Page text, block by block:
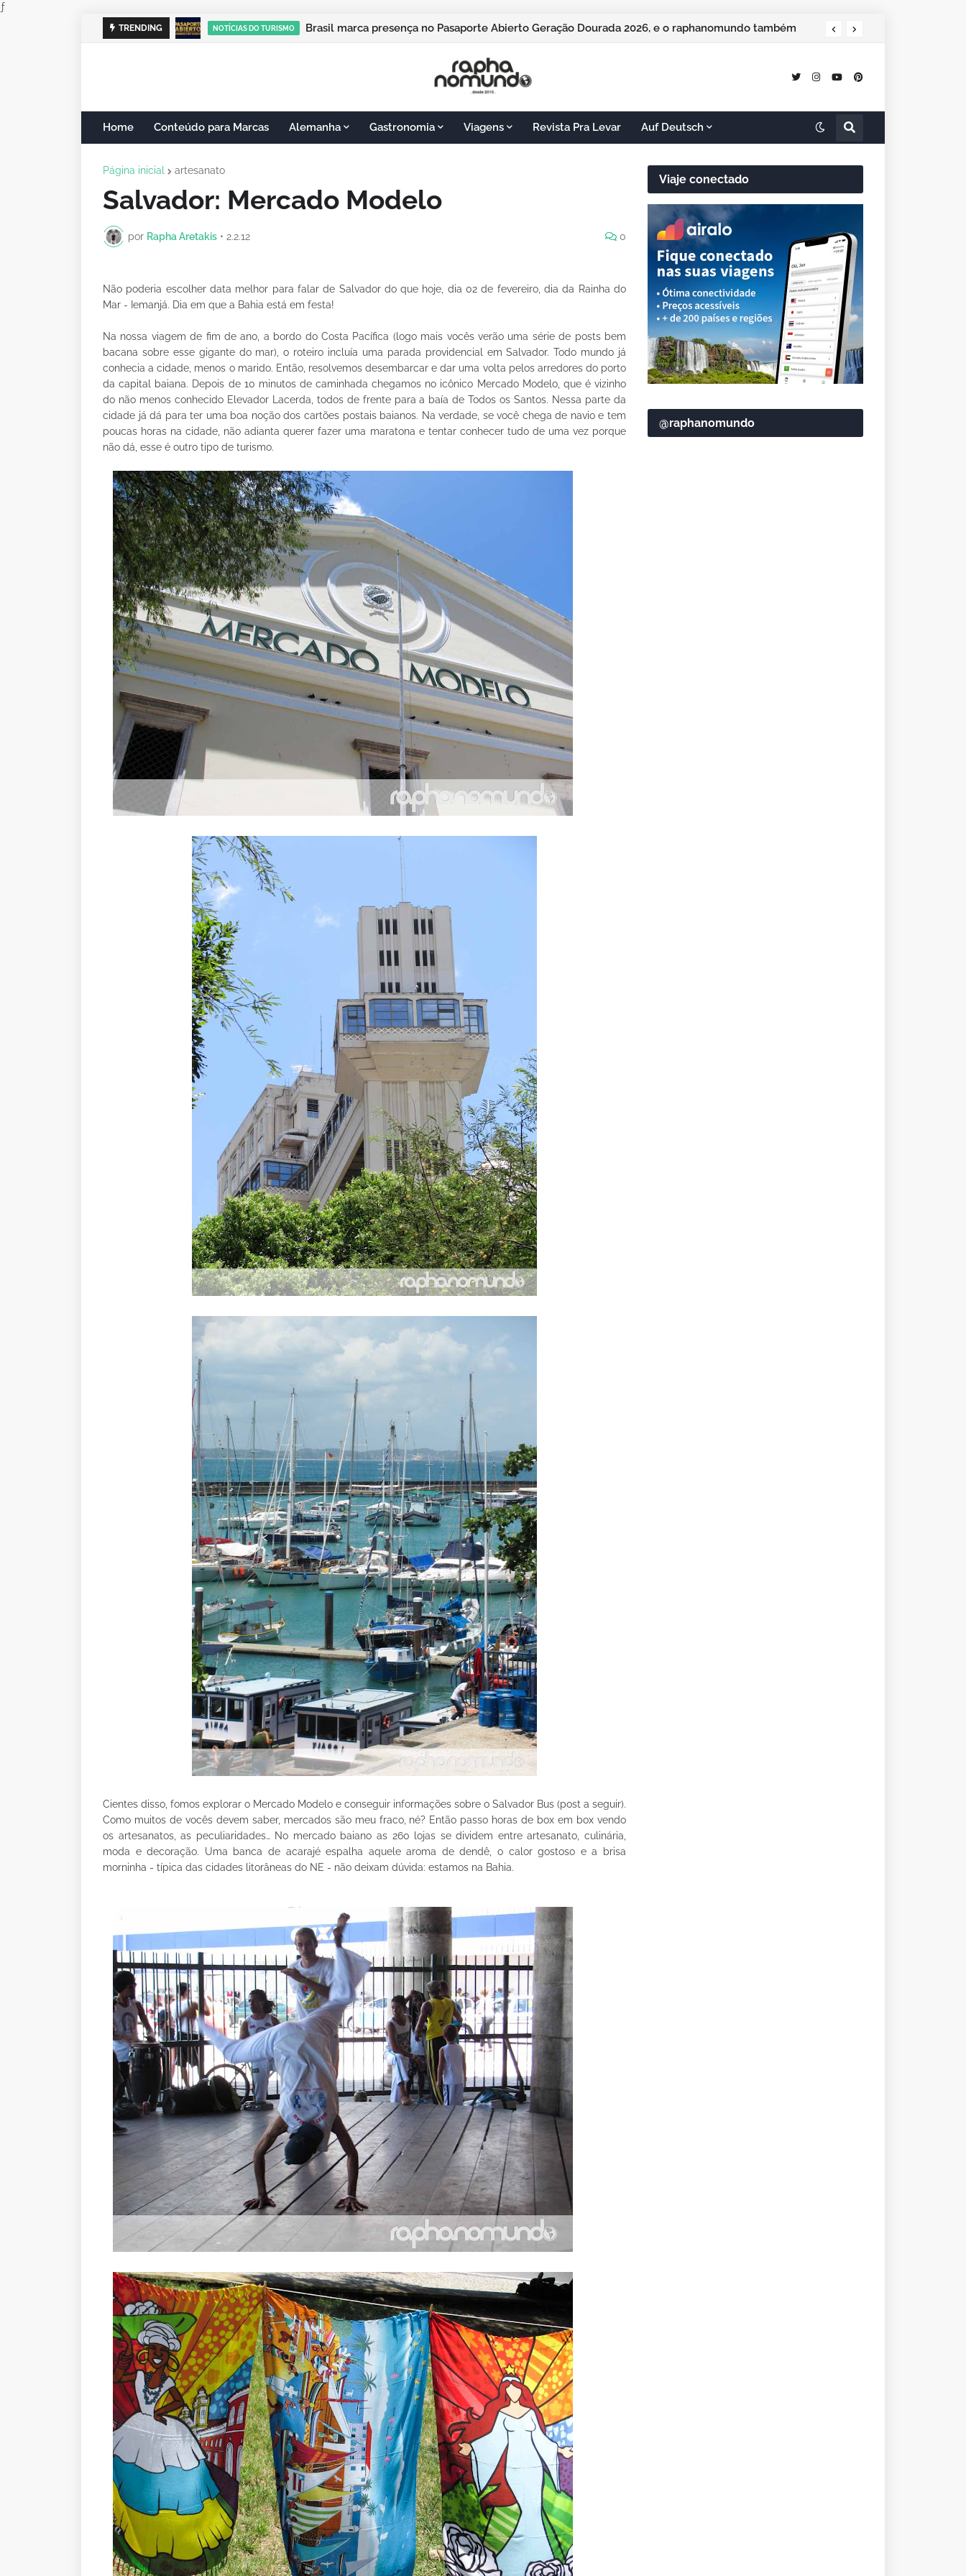
ƒ
TRENDING NOTÍCIAS DO TURISMO Campos do Jordão vai sediar o Pasaporte Abierto 2026 com edição especial de Natal
Home Conteúdo para Marcas Alemanha Gastronomia Viagens Revista Pra Levar Auf Deutsch
Página inicial artesanato
Salvador: Mercado Modelo
por Rapha Aretakis • 2.2.12 0
Não poderia escolher data melhor para falar de Salvador do que hoje, dia 02 de fevereiro, dia da Rainha do
Mar - Iemanjá. Dia em que a Bahia está em festa!
Na nossa viagem de fim de ano, a bordo do Costa Pacífica (logo mais vocês verão uma série de posts bem
bacana sobre esse gigante do mar), o roteiro incluía uma parada providencial em Salvador. Todo mundo já
conhecia a cidade, menos o marido. Então, resolvemos desembarcar e dar uma volta pelos arredores do porto
da capital baiana. Depois de 10 minutos de caminhada chegamos no icônico Mercado Modelo, que é vizinho
do não menos conhecido Elevador Lacerda, todos de frente para a baía de Todos os Santos. Nessa parte da
cidade já dá para ter uma boa noção dos cartões postais baianos. Na verdade, se você chega de navio e tem
poucas horas na cidade, não adianta querer fazer uma maratona e tentar conhecer tudo de uma vez porque
não dá, esse é outro tipo de turismo.
Cientes disso, fomos explorar o Mercado Modelo e conseguir informações sobre o Salvador Bus (post a seguir).
Como muitos de vocês devem saber, mercados são meu fraco, né? Então passo horas de box em box vendo
os artesanatos, as peculiaridades… No mercado baiano as 260 lojas se dividem entre artesanato, culinária,
moda e decoração. Uma banca de acarajé espalha aquele aroma de dendê, o calor gostoso e a brisa
morninha - típica das cidades litorâneas do NE - não deixam dúvida: estamos na Bahia.
Viaje conectado
@raphanomundo